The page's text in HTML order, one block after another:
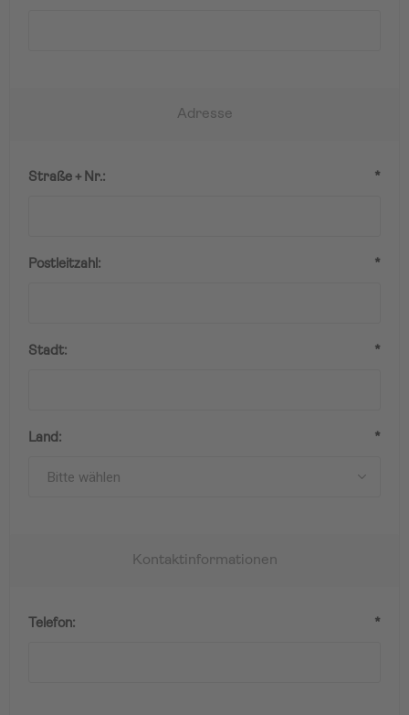
Adresse
Straße + Nr.: *
Postleitzahl: *
Stadt: *
Land: *
Kontaktinformationen
Telefon: *